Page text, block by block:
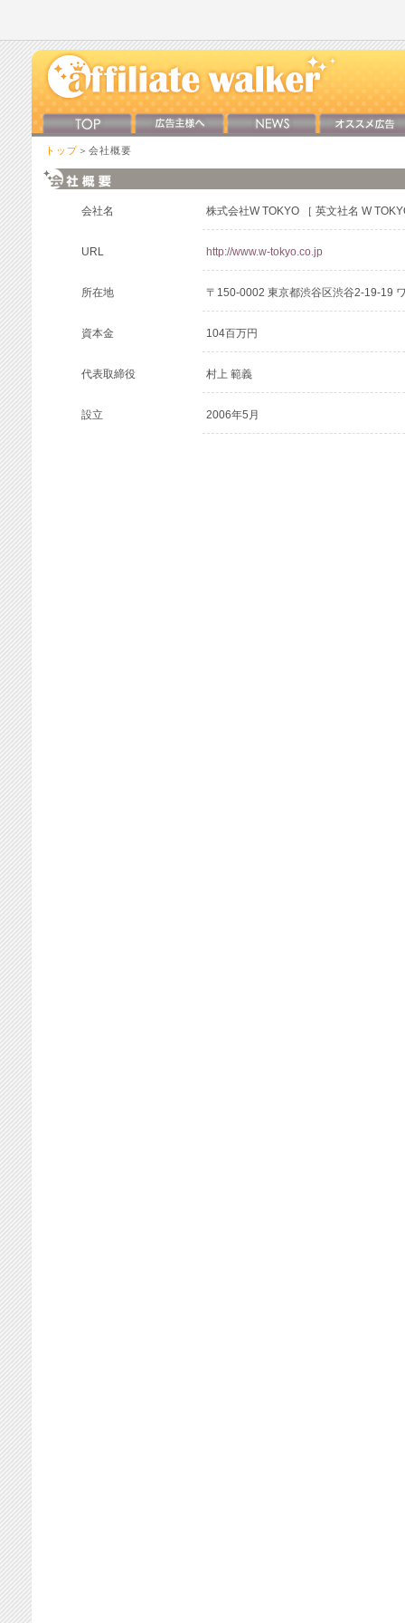
トップ ＞会社概要
会社名 株式会社W TOKYO ［ 英文社名 W
URL http://www.w-tokyo.co.jp
所在地 〒150-0002 東京都渋谷区渋谷2-19-19
資本金 104百万円
代表取締役 村上 範義
設立 2006年5月